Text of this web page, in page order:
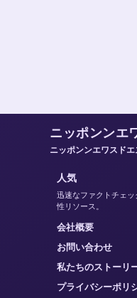
ニッポンンエ
ニッポンンエワスド
人気
迅速なファクトチェ
性リソース。
会社概要
お問い合わせ
私たちのストーリ
プライバシーポリ